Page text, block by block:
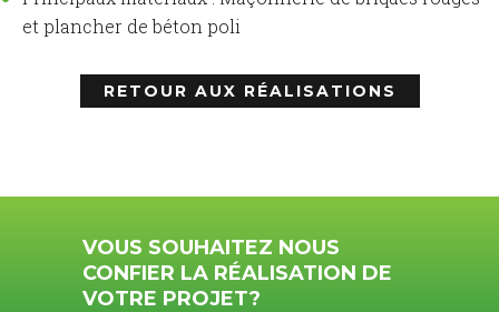
et plancher de béton poli
RETOUR AUX RÉALISATIONS
VOUS SOUHAITEZ NOUS
CONFIER LA RÉALISATION DE
VOTRE PROJET?